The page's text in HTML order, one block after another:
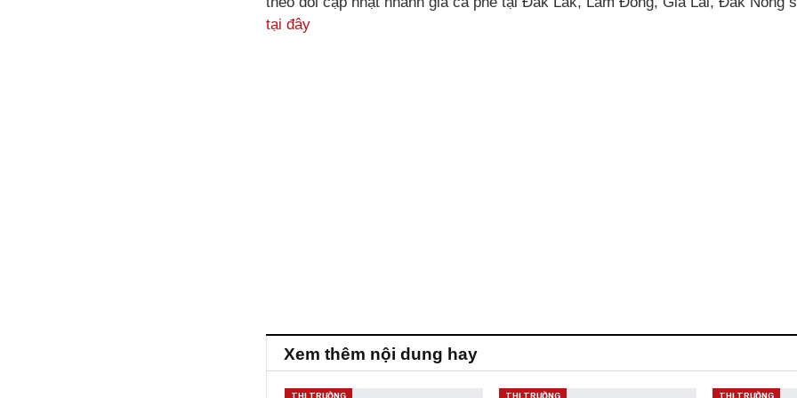
tại đây
Xem thêm nội dung hay
THỊ TRƯỜNG THỊ TRƯỜNG THỊ TRƯỜNG